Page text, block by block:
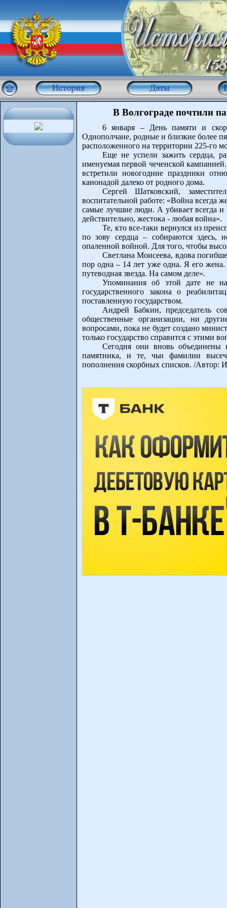
В Волгограде почтили
6 января – День памяти и
Однополчане, родные и близкие более
расположенного на территории 225-го
Еще не успели зажить сердца,
именуемая первой чеченской
встретили новогодние праздники
канонадой далеко от родного дома.
Сергей Шатковский,
воспитательной работе: «Война
самые лучшие люди. А убивает всегда и
действительно, жестока - любая война».
Те, кто все-таки вернулся из
по зову сердца – собираются здесь,
опаленной войной. Для того, чтобы
Светлана Моисеева, вдова
пор одна – 14 лет уже одна. Я его
путеводная звезда. На самом деле».
Упоминания об этой дате не
государственного закона о
поставленную государством.
Андрей Бабкин, председатель
общественные организации, ни
вопросами, пока не будет создано
только государство справится с этими
Сегодня они вновь объединены
памятника, и те, чьи фамилии
пополнения скорбных списков. /Автор: